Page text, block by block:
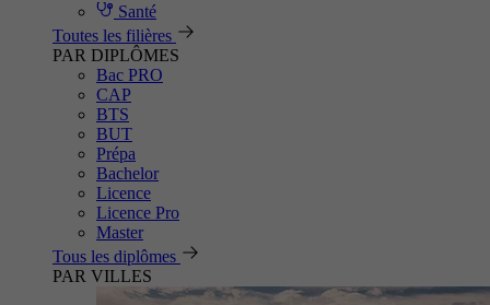
Santé
Toutes les filières
PAR DIPLÔMES
Bac PRO
CAP
BTS
BUT
Prépa
Bachelor
Licence
Licence Pro
Master
Tous les diplômes
PAR VILLES